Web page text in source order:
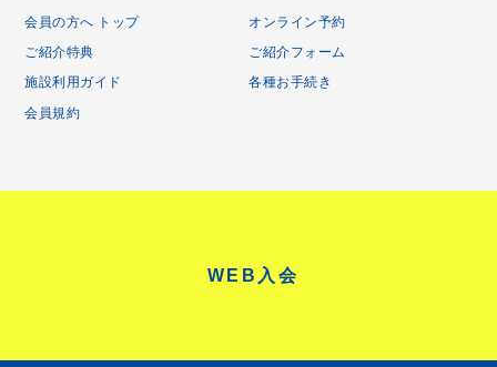
会員の方へ トップ オンライン予約
ご紹介特典 ご紹介フォーム
施設利用ガイド 各種お手続き
会員規約
WEB入会